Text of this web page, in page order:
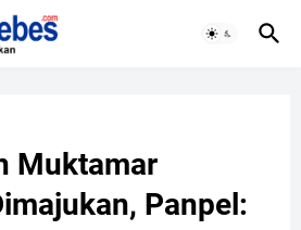
Muktamar
Panpel: